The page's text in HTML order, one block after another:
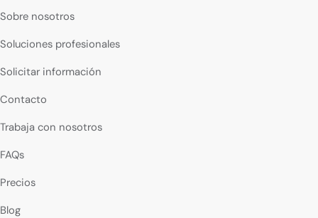
Sobre nosotros
Soluciones profesionales
Solicitar información
Contacto
Trabaja con nosotros
FAQs
Precios
Blog